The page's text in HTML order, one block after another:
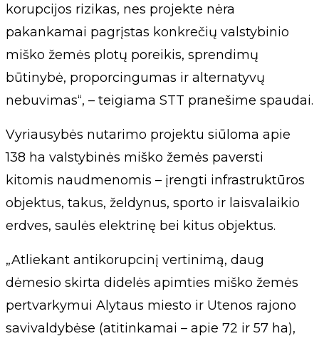
korupcijos rizikas, nes projekte nėra
pakankamai pagrįstas konkrečių valstybinio
miško žemės plotų poreikis, sprendimų
būtinybė, proporcingumas ir alternatyvų
nebuvimas“, – teigiama STT pranešime spaudai.
Vyriausybės nutarimo projektu siūloma apie
138 ha valstybinės miško žemės paversti
kitomis naudmenomis – įrengti infrastruktūros
objektus, takus, želdynus, sporto ir laisvalaikio
erdves, saulės elektrinę bei kitus objektus.
„Atliekant antikorupcinį vertinimą, daug
dėmesio skirta didelės apimties miško žemės
pertvarkymui Alytaus miesto ir Utenos rajono
savivaldybėse (atitinkamai – apie 72 ir 57 ha),